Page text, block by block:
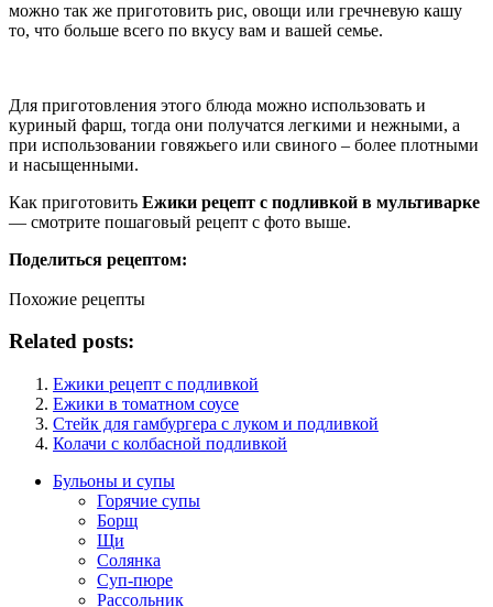
можно так же приготовить рис, овощи или гречневую кашу
то, что больше всего по вкусу вам и вашей семье.
Для приготовления этого блюда можно использовать и
куриный фарш, тогда они получатся легкими и нежными, а
при использовании говяжьего или свиного – более плотными
и насыщенными.
Как приготовить Ежики рецепт с подливкой в мультиварке
— смотрите пошаговый рецепт с фото выше.
Поделиться рецептом:
Похожие рецепты
Related posts:
Ежики рецепт с подливкой
Ежики в томатном соусе
Стейк для гамбургера с луком и подливкой
Колачи с колбасной подливкой
Бульоны и супы
Горячие супы
Борщ
Щи
Солянка
Суп-пюре
Рассольник